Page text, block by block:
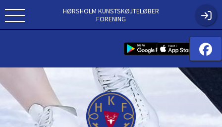
HØRSHOLM KUNSTSKØJTELØBER
FORENING